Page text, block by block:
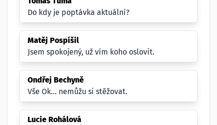
Do kdy je poptávka aktuální?
Matěj Pospíšil
Jsem spokojený, už vím koho oslovit.
Ondřej Bechyně
Vše Ok... nemůžu si stěžovat.
Lucie Rohálová